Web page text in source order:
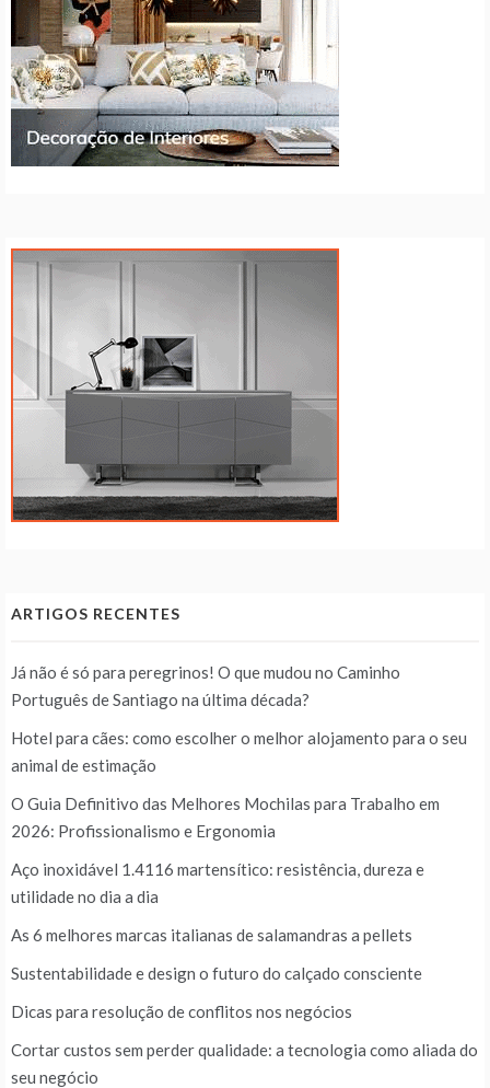
ARTIGOS RECENTES
Já não é só para peregrinos! O que mudou no Caminho
Português de Santiago na última década?
Hotel para cães: como escolher o melhor alojamento para o seu
animal de estimação
O Guia Definitivo das Melhores Mochilas para Trabalho em
2026: Profissionalismo e Ergonomia
Aço inoxidável 1.4116 martensítico: resistência, dureza e
utilidade no dia a dia
As 6 melhores marcas italianas de salamandras a pellets
Sustentabilidade e design o futuro do calçado consciente
Dicas para resolução de conflitos nos negócios
Cortar custos sem perder qualidade: a tecnologia como aliada do
seu negócio